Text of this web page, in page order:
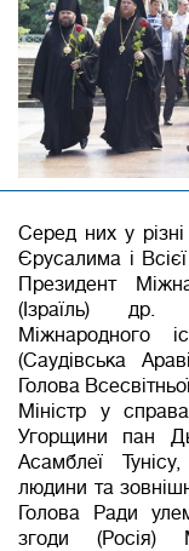
Серед них у
Єрусалима і
Президент
(Ізраїль) др.
Міжнародного
(Саудівська
Голова
Міністр у
Угорщини пан
Асамблеї
людини та
Голова Ради
згоди (Росія)